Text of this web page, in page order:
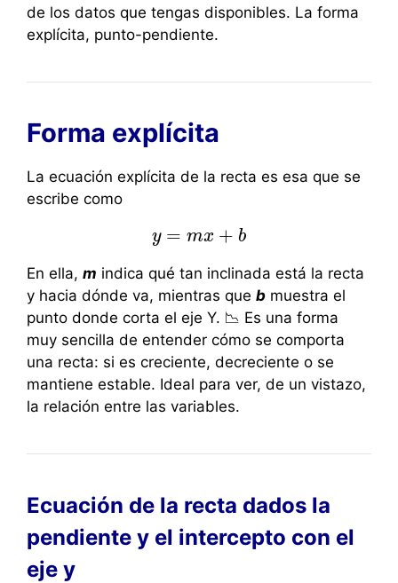
de los datos que tengas disponibles. La forma
explícita, punto-pendiente.
Forma explícita
La ecuación explícita de la recta es esa que se
escribe como
y = mx + b
y=mx+ b
En ella, m indica qué tan inclinada está la recta
y hacia dónde va, mientras que b muestra el
punto donde corta el eje Y. 📉 Es una forma
muy sencilla de entender cómo se comporta
una recta: si es creciente, decreciente o se
mantiene estable. Ideal para ver, de un vistazo,
la relación entre las variables.
Ecuación de la recta dados la
pendiente y el intercepto con el
eje y